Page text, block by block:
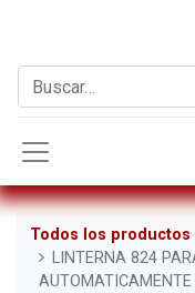
Todos los productos
LINTERNA 824